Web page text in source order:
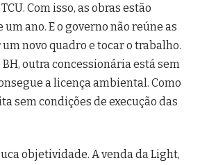
Com isso, as obras estão
ano. E o governo não reúne as
novo quadro e tocar o trabalho.
BH, outra concessionária está sem
a licença ambiental. Como
sem condições de execução das
objetividade. A venda da Light,